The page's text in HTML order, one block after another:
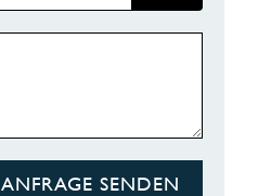
ANFRAGE SENDEN